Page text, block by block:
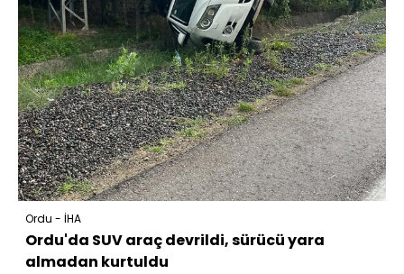
Ordu - İHA
Ordu'da SUV araç devrildi, sürücü yara
almadan kurtuldu